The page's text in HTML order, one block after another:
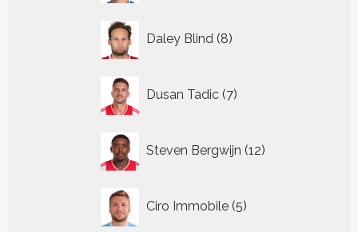
Daley Blind 8
producten
Dusan Tadic 7
producten
Steven Bergwijn 12
producten
Ciro Immobile 5
producten